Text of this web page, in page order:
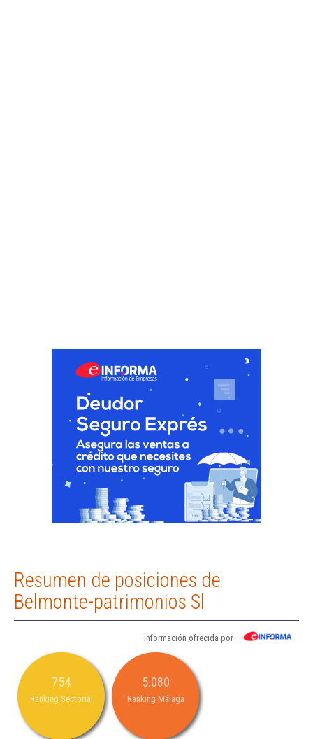
Resumen de posiciones de
Belmonte-patrimonios Sl
Información ofrecida por
754
Ranking Sectorial
5.080
Ranking Málaga